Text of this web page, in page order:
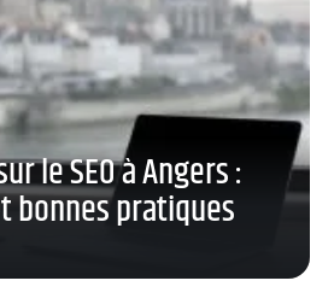
le SEO à Angers :
bonnes pratiques